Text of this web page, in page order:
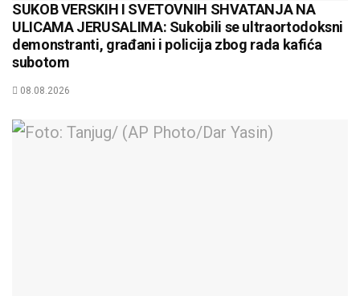
SUKOB VERSKIH I SVETOVNIH SHVATANJA NA
ULICAMA JERUSALIMA: Sukobili se ultraortodoksni
demonstranti, građani i policija zbog rada kafića
subotom
08.08.2026